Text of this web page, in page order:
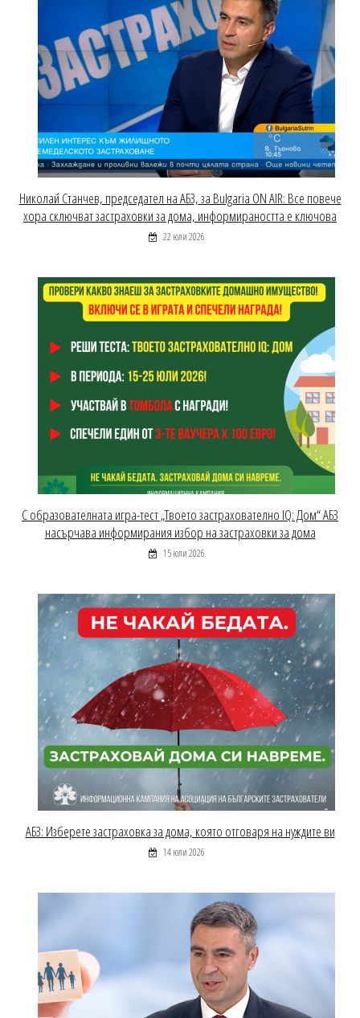
Николай Станчев, председател на АБЗ, за Bulgaria ON AIR: Все повече
хора сключват застраховки за дома, информираността е ключова
22 юли 2026
С образователната игра-тест „Твоето застрахователно IQ: Дом“ АБЗ
насърчава информирания избор на застраховки за дома
15 юли 2026
АБЗ: Изберете застраховка за дома, която отговаря на нуждите ви
14 юли 2026